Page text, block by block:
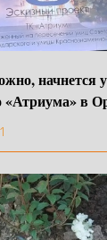
начнется у
«Атриума» в
1